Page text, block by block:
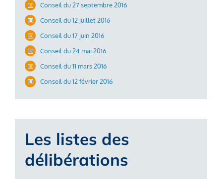
Conseil du 27 septembre 2016
Conseil du 12 juillet 2016
Conseil du 17 juin 2016
Conseil du 24 mai 2016
Conseil du 11 mars 2016
Conseil du 12 février 2016
Les listes des
délibérations